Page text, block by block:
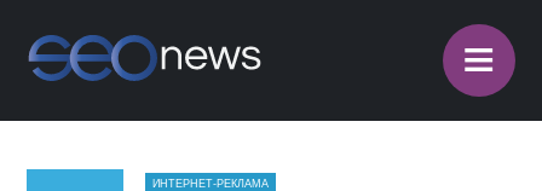
≡
ИНТЕРНЕТ-РЕКЛАМА